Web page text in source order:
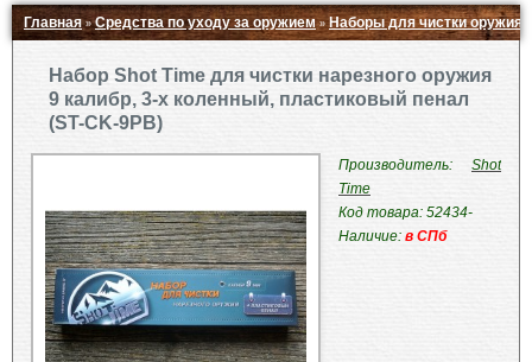
Главная»Средства по уходу за оружием» Наборы для чистки оружия
Набор Shot Time для чистки нарезного оружия
9 калибр, 3-х коленный, пластиковый пенал
(ST-CK-9PB)
Производитель:
Shot
Time
Код товара: 52434-
Наличие: в СПб